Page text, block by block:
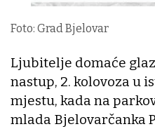
Foto: Grad Bjelovar
Ljubitelje domaće
nastup, 2. kolovoza u
mjestu, kada na
mlada Bjelovarčanka